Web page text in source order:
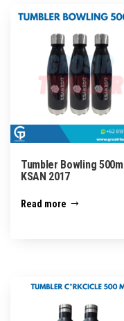
Tumbler Bowling 500ml
KSAN 2017
Read more